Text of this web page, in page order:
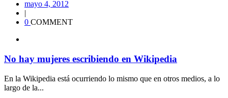
mayo 4, 2012
|
0 COMMENT
No hay mujeres escribiendo en Wikipedia
En la Wikipedia está ocurriendo lo mismo que en otros medios, a lo
largo de la...